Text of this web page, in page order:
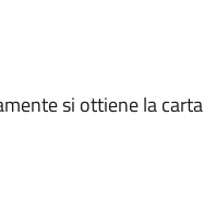
si ottiene la carta